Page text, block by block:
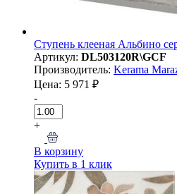
Ступень клееная Альбино
Артикул: DL503120R\GCF
Производитель: Kerama
Цена: 5 971 ₽
-
+
В корзину
Купить в 1 клик